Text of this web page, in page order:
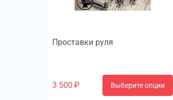
Проставки руля
3 500 ₽ Выберите опции